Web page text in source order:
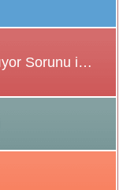
Google Chrome Yavaş Çalışıyor Sorunu için Çözüm Önerileri